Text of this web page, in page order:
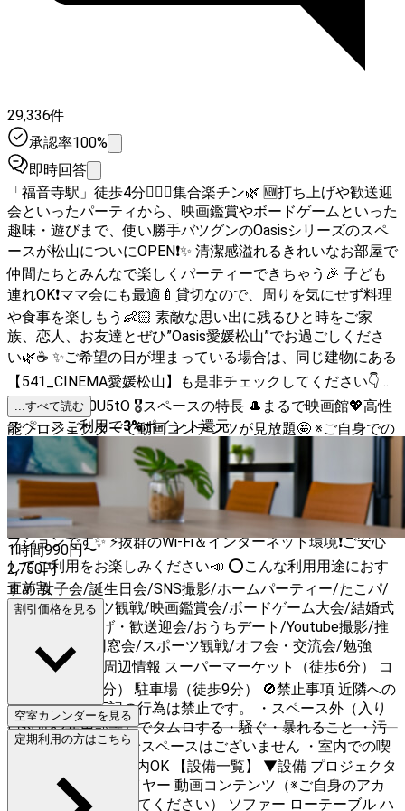
29,336件
承認率100%
即時回答
「福音寺駅」徒歩4分🚶🏻‍♀️集合楽チン🌿 🆕打ち上げや歓送迎
会といったパーティから、映画鑑賞やボードゲームといった
趣味・遊びまで、使い勝手バツグンのOasisシリーズのスペ
ースが松山についにOPEN❗✨ 清潔感溢れるきれいなお部屋で
仲間たちとみんなで楽しくパーティーできちゃう🎉 子ども
連れOK❗ママ会にも最適🍼貸切なので、周りを気にせず料理
や食事を楽しもう👶🏻 素敵な思い出に残るひと時をご家
族、恋人、お友達とぜひ”Oasis愛媛松山”でお過ごしくださ
い🌿☕ ✨️ご希望の日が埋まっている場合は、同じ建物にある
【541_CINEMA愛媛松山】も是非チェックしてください👇️🎶
https://x.gd/0U5tO 🎖スペースの特長 🎩まるで映画館💖高性
能プロジェクターで動画コンテンツが見放題🤩 ※ご自身での
アカウントでログインをお願い致します ♟️大人気ゲーム機
やボドゲ大充実🌵みんなで楽しむ準備は完璧😎 🛋大きめソ
ファでみんなでごろごろ〜おうち時間を楽しんじゃお🌙 🐙
たこ焼き器はパーティー・打ち上げにもってこい❗大人気オ
プションです✨ ⚡抜群のWi-Fi＆インターネット環境❗ご安心
してご利用をお楽しみください📣 ⭕こんな利用用途におす
すめ 女子会/誕生日会/SNS撮影/ホームパーティー/たこパ/
飲み会/スポーツ観戦/映画鑑賞会/ボードゲーム大会/結婚式
二次会/打ち上げ・歓送迎会/おうちデート/Youtube撮影/推
し活/合コン/同窓会/スポーツ観戦/オフ会・交流会/勉強
会・読書会 🗺周辺情報 スーパーマーケット（徒歩6分） コ
ンビニ（徒歩5分） 駐車場（徒歩9分） 🚫禁止事項 近隣への
配慮のため、下記の行為は禁止です。 ・スペース外（入り
口付近や共用部等）でタムロする・騒ぐ・暴れること ・汚
損、破損行為 ・駐輪スペースはございません ・室内での喫
煙NG※電子タバコ室内OK 【設備一覧】 ▼設備 プロジェクタ
ー Blu-rayDVDプレイヤー 動画コンテンツ（※ご自身のアカ
ウントでログインしてください） ソファー ローテーブル ハ
...すべて読む
スペースご利用で3%ポイント還元
1時間990円〜
2,750円
直前割
割引価格を見る
空室カレンダーを見る
定期利用の方はこちら